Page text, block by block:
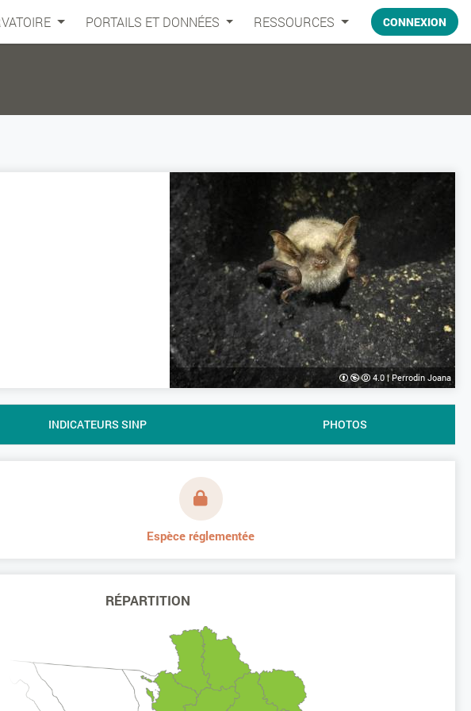
PORTAILS ET DONNÉES RESSOURCES CONNEXION
4.0|Perrodin Joana
INDICATEURS SINP PHOTOS
Espèce réglementée
RÉPARTITION